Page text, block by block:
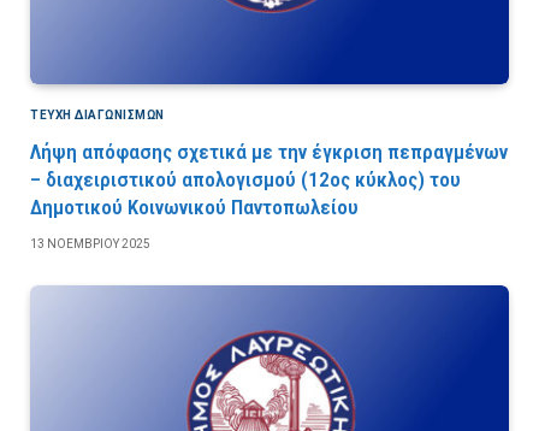
ΤΕΎΧΗ ΔΙΑΓΩΝΙΣΜΏΝ
Λήψη απόφασης σχετικά με την έγκριση πεπραγμένων
– διαχειριστικού απολογισμού (12ος κύκλος) του
Δημοτικού Κοινωνικού Παντοπωλείου
13 ΝΟΕΜΒΡΊΟΥ 2025